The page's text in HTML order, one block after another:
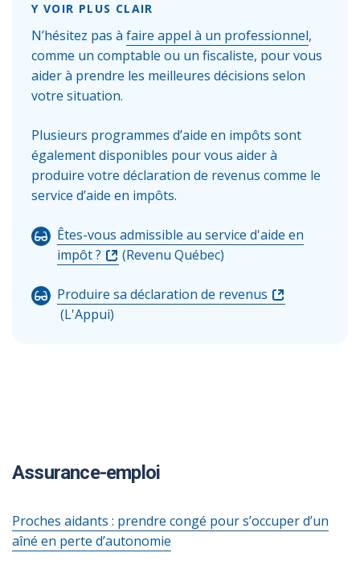
Y VOIR PLUS CLAIR
N’hésitez pas à faire appel à un professionnel,
comme un comptable ou un fiscaliste, pour vous
aider à prendre les meilleures décisions selon
votre situation.
Plusieurs programmes d’aide en impôts sont
également disponibles pour vous aider à
produire votre déclaration de revenus comme le
service d’aide en impôts.
Êtes-vous admissible au service d'aide en
impôt ?
(Revenu Québec)
Produire sa déclaration de revenus
(L'Appui)
Assurance-emploi
Proches aidants : prendre congé pour s’occuper d’un
aîné en perte d’autonomie